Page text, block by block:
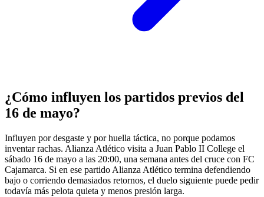
¿Cómo influyen los partidos previos del
16 de mayo?
Influyen por desgaste y por huella táctica, no porque podamos
inventar rachas. Alianza Atlético visita a Juan Pablo II College el
sábado 16 de mayo a las 20:00, una semana antes del cruce con FC
Cajamarca. Si en ese partido Alianza Atlético termina defendiendo
bajo o corriendo demasiados retornos, el duelo siguiente puede pedir
todavía más pelota quieta y menos presión larga.